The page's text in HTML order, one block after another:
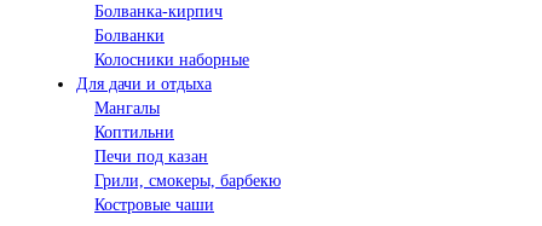
Болванка-кирпич
Болванки
Колосники наборные
Для дачи и отдыха
Мангалы
Коптильни
Печи под казан
Грили, смокеры, барбекю
Костровые чаши